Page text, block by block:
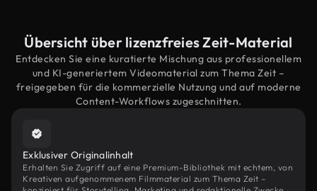
Übersicht über lizenzfreies Zeit-Material
Entdecken Sie eine kuratierte Mischung aus professionellem
und KI-generiertem Videomaterial zum Thema Zeit –
freigegeben für die kommerzielle Nutzung und auf moderne
Content-Workflows zugeschnitten.
Exklusiver Originalinhalt
Erhalten Sie Zugriff auf eine Premium-Bibliothek mit echtem, von
Kreativen aufgenommenem Filmmaterial zum Thema Zeit –